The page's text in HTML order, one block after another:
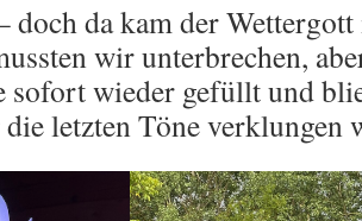
doch da kam der
wir unterbrechen,
sofort wieder gefüllt und
letzten Töne verklungen